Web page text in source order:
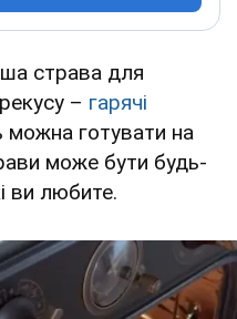
страва для
– гарячі
можна готувати на
може бути будь-
ви любите.